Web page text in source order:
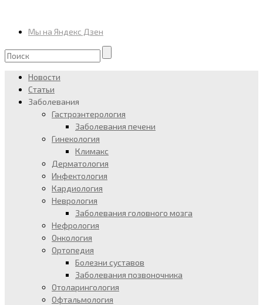
Мы на Яндекс Дзен
Новости
Статьи
Заболевания
Гастроэнтерология
Заболевания печени
Гинекология
Климакс
Дерматология
Инфектология
Кардиология
Неврология
Заболевания головного мозга
Нефрология
Онкология
Ортопедия
Болезни суставов
Заболевания позвоночника
Отоларингология
Офтальмология